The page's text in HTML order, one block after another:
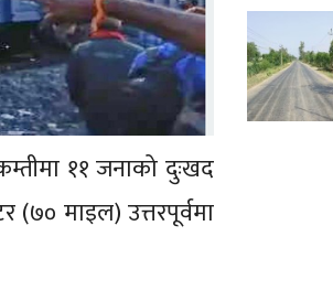
११ जनाको दुःखद
(७० माइल) उत्तरपूर्वमा